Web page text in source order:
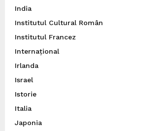
India
Institutul Cultural Român
Institutul Francez
Internațional
Irlanda
Israel
Istorie
Italia
Japonia